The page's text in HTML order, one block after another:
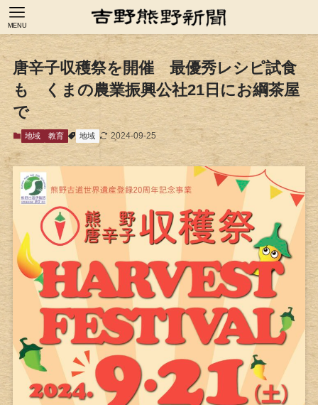
MENU
唐辛子収穫祭を開催 最優秀レシピ試食
も くまの農業振興公社21日にお綱茶屋
で
地域 教育 地域 2024-09-25